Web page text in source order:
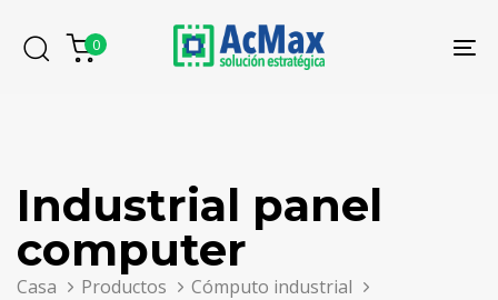
0
Industrial panel
computer
Casa Productos
Cómputo industrial